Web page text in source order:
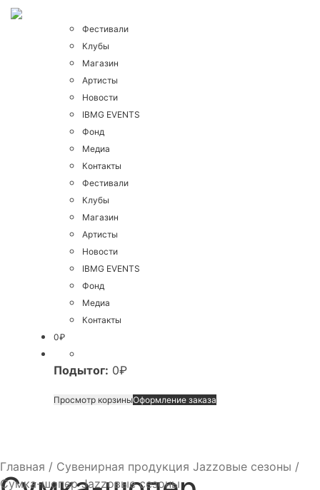
Фестивали
Клубы
Магазин
Артисты
Новости
IBMG EVENTS
Фонд
Медиа
Контакты
Фестивали
Клубы
Магазин
Артисты
Новости
IBMG EVENTS
Фонд
Медиа
Контакты
0₽
Подытог: 0₽
Просмотр корзиныОформление заказа
Главная / Сувенирная продукция Jazzовые сезоны /
Сумка-шопер Jazzовые сезоны